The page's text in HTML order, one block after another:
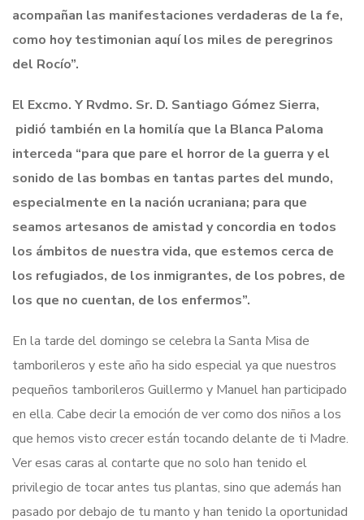
acompañan las manifestaciones verdaderas de la fe,
como hoy testimonian aquí los miles de peregrinos
del Rocío”.
El Excmo. Y Rvdmo. Sr. D. Santiago Gómez Sierra,
pidió también en la homilía que la Blanca Paloma
interceda “para que pare el horror de la guerra y el
sonido de las bombas en tantas partes del mundo,
especialmente en la nación ucraniana; para que
seamos artesanos de amistad y concordia en todos
los ámbitos de nuestra vida, que estemos cerca de
los refugiados, de los inmigrantes, de los pobres, de
los que no cuentan, de los enfermos”.
En la tarde del domingo se celebra la Santa Misa de
tamborileros y este año ha sido especial ya que nuestros
pequeños tamborileros Guillermo y Manuel han participado
en ella. Cabe decir la emoción de ver como dos niños a los
que hemos visto crecer están tocando delante de ti Madre.
Ver esas caras al contarte que no solo han tenido el
privilegio de tocar antes tus plantas, sino que además han
pasado por debajo de tu manto y han tenido la oportunidad